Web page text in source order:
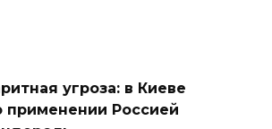
угроза: в Киеве
применении Россией